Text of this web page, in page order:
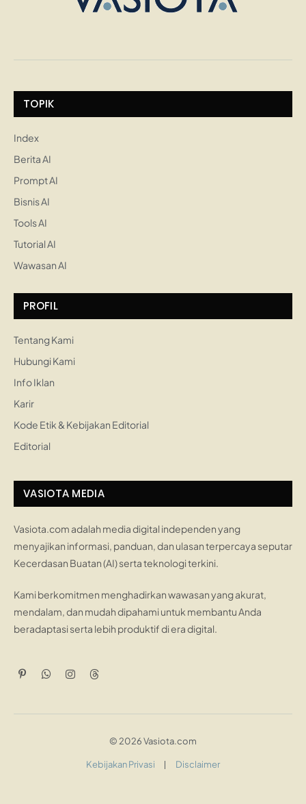
TOPIK
Index
Berita AI
Prompt AI
Bisnis AI
Tools AI
Tutorial AI
Wawasan AI
PROFIL
Tentang Kami
Hubungi Kami
Info Iklan
Karir
Kode Etik & Kebijakan Editorial
Editorial
VASIOTA MEDIA
Vasiota.com adalah media digital independen yang
menyajikan informasi, panduan, dan ulasan terpercaya seputar
Kecerdasan Buatan (AI) serta teknologi terkini.
Kami berkomitmen menghadirkan wawasan yang akurat,
mendalam, dan mudah dipahami untuk membantu Anda
beradaptasi serta lebih produktif di era digital.
PinterestWhatsApp
InstagramThreads
© 2026 Vasiota.com
Kebijakan Privasi Disclaimer